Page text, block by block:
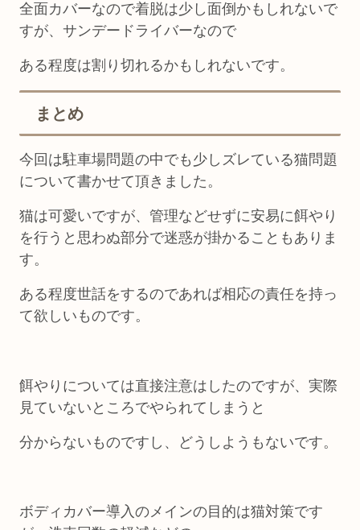
全面カバーなので着脱は少し面倒かもしれないで
すが、サンデードライバーなので
ある程度は割り切れるかもしれないです。
まとめ
今回は駐車場問題の中でも少しズレている猫問題
について書かせて頂きました。
猫は可愛いですが、管理などせずに安易に餌やり
を行うと思わぬ部分で迷惑が掛かることもありま
す。
ある程度世話をするのであれば相応の責任を持っ
て欲しいものです。
餌やりについては直接注意はしたのですが、実際
見ていないところでやられてしまうと
分からないものですし、どうしようもないです。
ボディカバー導入のメインの目的は猫対策です